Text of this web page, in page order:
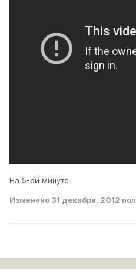
На 5-ой минуте
Изменено 31 декабря, 2012